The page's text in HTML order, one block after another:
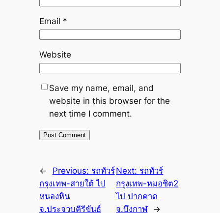
Email *
Website
Save my name, email, and
website in this browser for the
next time I comment.
← Previous: รถทัวร์
กรุงเทพ-สายใต้ ไป
หนองหิน
จ.ประจวบคีรีขันธ์
Next: รถทัวร์
กรุงเทพ-หมอชิต2
ไป ปากคาด
จ.บึงกาฬ
→